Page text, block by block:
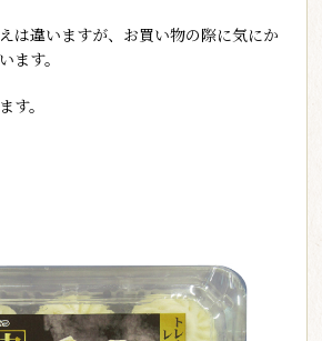
は違いますが、お買い物の際に気にか
ます。
す。